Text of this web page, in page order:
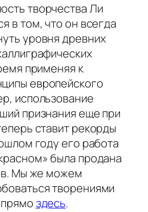
творчества Ли
в том, что он всегда
уровня древних
применяя к
европейского
использование
признания еще при
ставит рекорды
году его работа
была продана
Мы же можем
творениями
здесь.